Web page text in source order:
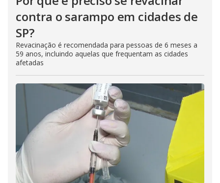
contra o sarampo em cidades de
SP?
Revacinação é recomendada para pessoas de 6 meses a
59 anos, incluindo aquelas que frequentam as cidades
afetadas